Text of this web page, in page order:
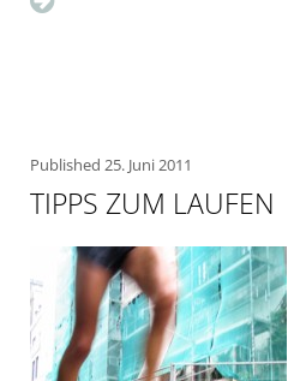
Published 25. Juni 2011
TIPPS ZUM LAUFEN